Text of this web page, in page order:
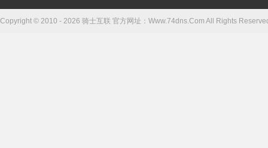
Copyright © 2010 - 2026 骑士互联 官方网址：Www.74dns.Com All Rights